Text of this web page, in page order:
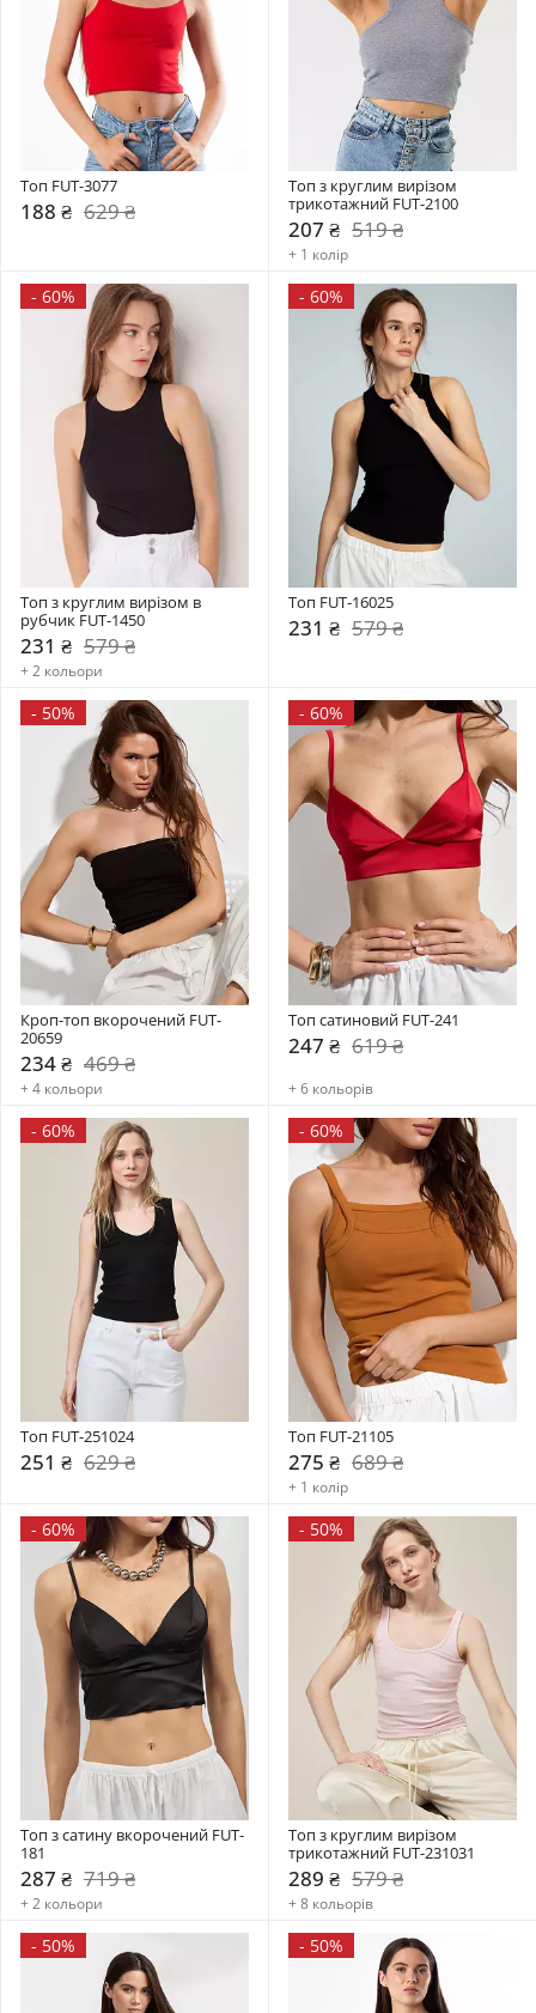
Топ FUT-3077
188 ₴ 629 ₴
Топ з круглим вирізом
трикотажний FUT-2100
207 ₴ 519 ₴
+ 1 колір
- 60%
Топ з круглим вирізом в
рубчик FUT-1450
231 ₴ 579 ₴
+ 2 кольори
- 60%
Топ FUT-16025
231 ₴ 579 ₴
- 50%
Кроп-топ вкорочений FUT-
20659
234 ₴ 469 ₴
+ 4 кольори
- 60%
Топ сатиновий FUT-241
247 ₴ 619 ₴
+ 6 кольорів
- 60%
Топ FUT-251024
251 ₴ 629 ₴
- 60%
Топ FUT-21105
275 ₴ 689 ₴
+ 1 колір
- 60%
Топ з сатину вкорочений FUT-
181
287 ₴ 719 ₴
+ 2 кольори
- 50%
Топ з круглим вирізом
трикотажний FUT-231031
289 ₴ 579 ₴
+ 8 кольорів
- 50% - 50%